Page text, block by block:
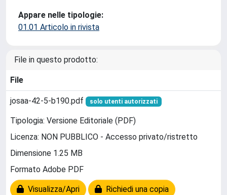
Appare nelle tipologie:
01.01 Articolo in rivista
File in questo prodotto:
File
josaa-42-5-b190.pdf solo utenti autorizzati
Tipologia: Versione Editoriale (PDF)
Licenza: NON PUBBLICO - Accesso privato/ristretto
Dimensione 1.25 MB
Formato Adobe PDF
Visualizza/Apri Richiedi una copia